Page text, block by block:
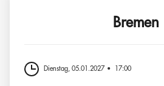
Bremen
Dienstag, 05.01.2027 17:00